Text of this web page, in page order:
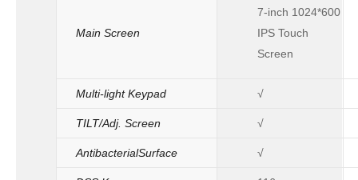
Main Screen
7-inch 1024*600
IPS Touch
Screen
Multi-light Keypad √
TILT/Adj. Screen √
AntibacterialSurface √